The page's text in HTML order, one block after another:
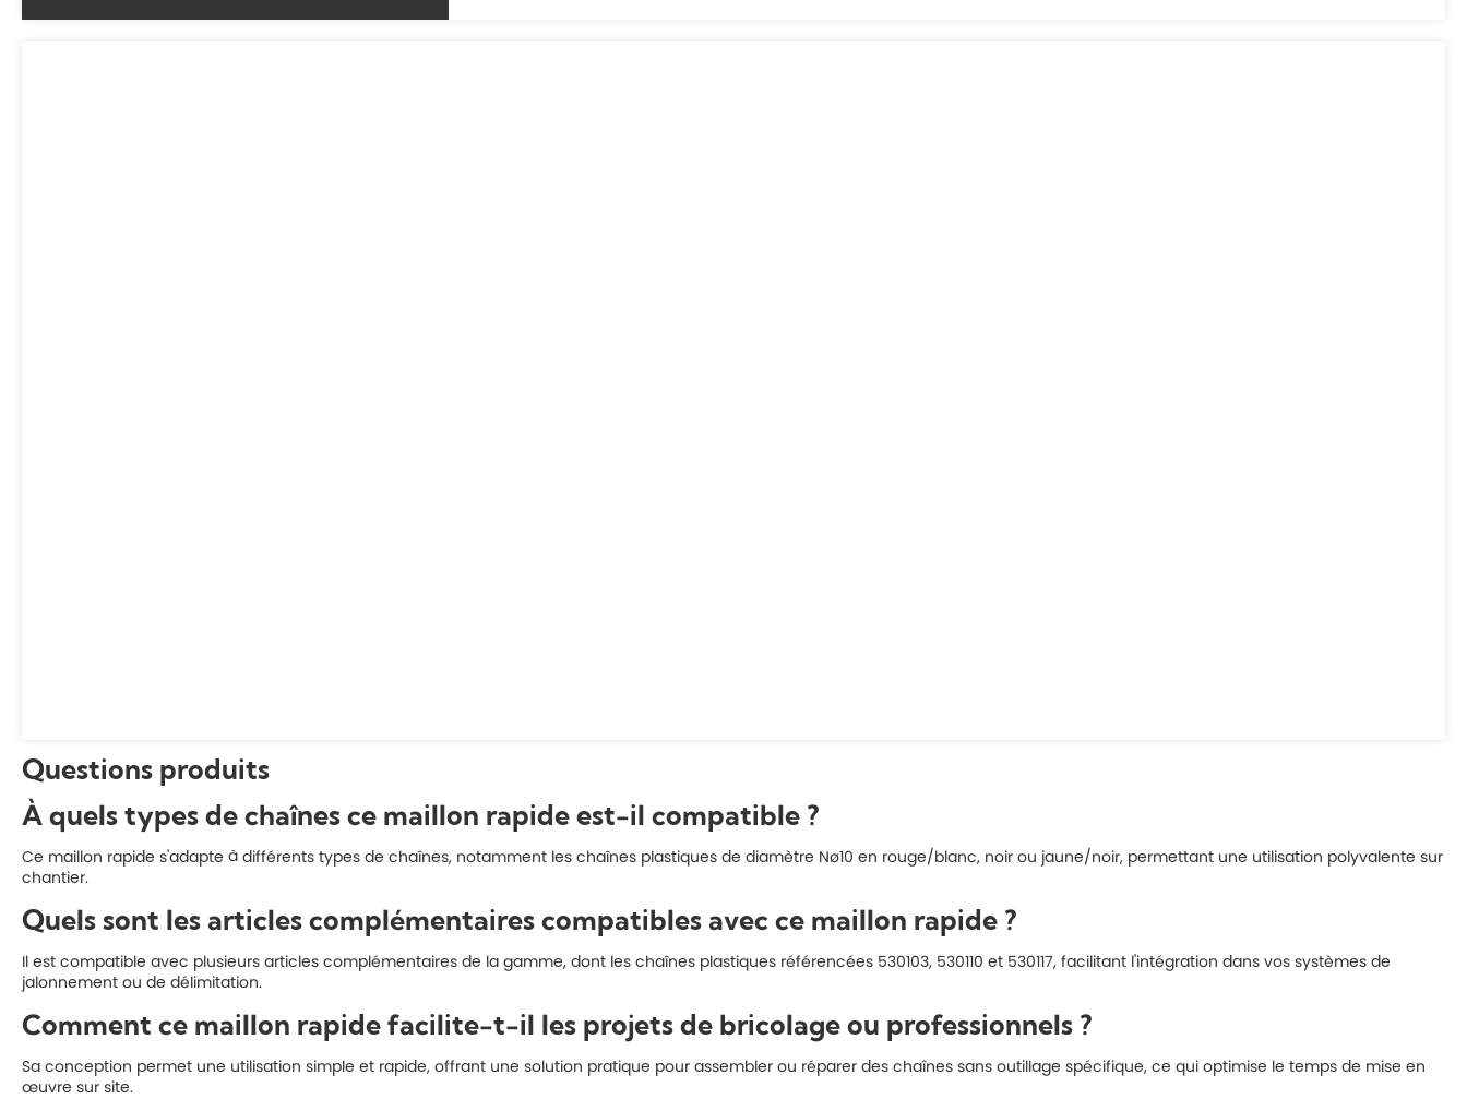
Questions produits
À quels types de chaînes ce maillon rapide est-il compatible ?
Ce maillon rapide s'adapte à différents types de chaînes, notamment les chaînes plastiques de diamètre Nø10 en rouge/blanc, noir ou jaune/noir, permettant une utilisation polyvalente sur
chantier.
Quels sont les articles complémentaires compatibles avec ce maillon rapide ?
Il est compatible avec plusieurs articles complémentaires de la gamme, dont les chaînes plastiques référencées 530103, 530110 et 530117, facilitant l'intégration dans vos systèmes de
jalonnement ou de délimitation.
Comment ce maillon rapide facilite-t-il les projets de bricolage ou professionnels ?
Sa conception permet une utilisation simple et rapide, offrant une solution pratique pour assembler ou réparer des chaînes sans outillage spécifique, ce qui optimise le temps de mise en
œuvre sur site.